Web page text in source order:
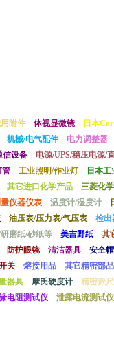
附件 体视显微镜 日本
机械/电气配件 电力调整器
信设备
电源/UPS/稳压电源/
管 工业照明/作业灯 日本
其它进口化学产品 三菱化
仪器仪表 温度计/湿度计
油压表/压力表/气压表 检出
磨纸/砂纸等 美吉野纸 其
防护眼镜 清洁器具 安全
关 熔接用品 其它精密部品
器具 摩氏硬度计 精密派
电阻测试仪 泄露电流测试仪